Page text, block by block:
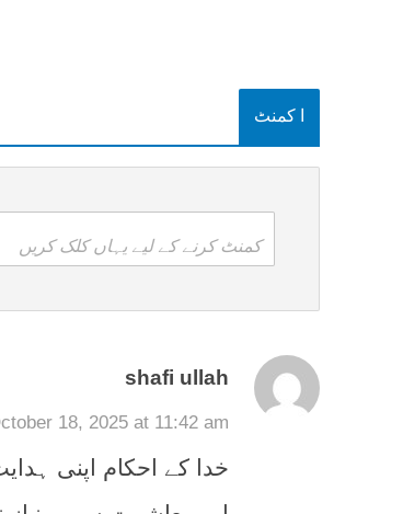
ا کمنٹ
کمنٹ کرنے کے لیے یہاں کلک کریں
shafi ullah
18, 2025 at 11:42 am
خدا کے احکام اپنی